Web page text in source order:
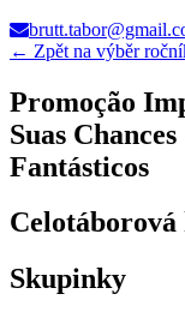
← Zpět na výběr
Promoção
Suas
Fantásticos
Celotáborová
Skupinky